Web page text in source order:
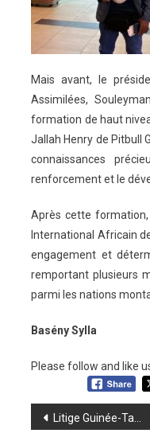
Mais avant, le
Assimilées,
formation de haut
Jallah Henry de Pitbull
connaissances
renforcement et le
Après cette
International Africain
engagement et
remportant plusieurs
parmi les nations
Basény Sylla
Please follow and like
Navigation
Litige Guinée-Tanzanie: le jury d’appel a tranché en faveur de laTanzanie